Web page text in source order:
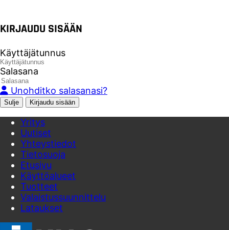
KIRJAUDU SISÄÄN
Käyttäjätunnus
Salasana
Unohditko salasanasi?
Sulje
Yritys
Uutiset
Yhteystiedot
Tietosuoja
Etusivu
Käyttöalueet
Tuotteet
Valaistussuunnittelu
Lataukset